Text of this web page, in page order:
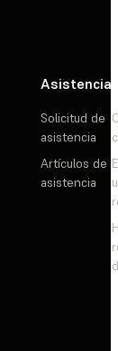
Asistencia
Solicitud de
asistencia
Artículos de
asistencia